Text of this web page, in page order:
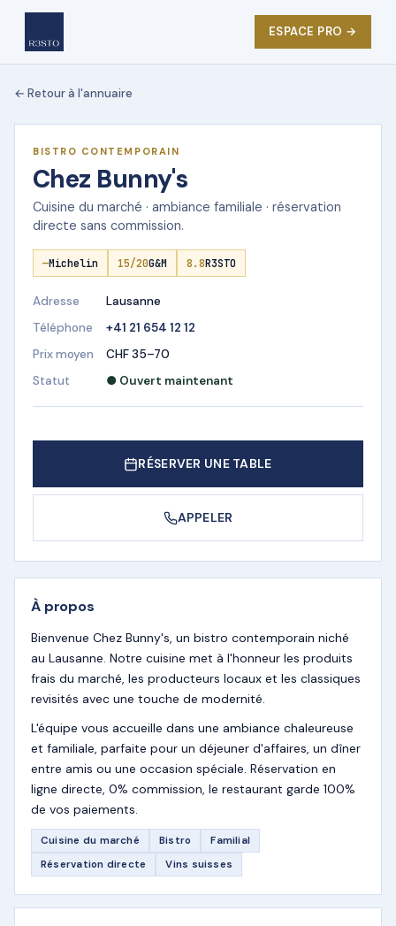
ESPACE PRO →
← Retour à l'annuaire
★ DÉMO R3STO
BISTRO CONTEMPORAIN
Chez Bunny's
Cuisine du marché · ambiance familiale · réservation
directe sans commission.
—Michelin 15/20G&M 8.8R3STO
Adresse
Lausanne
Téléphone
+41 21 654 12 12
Prix moyen
CHF 35–70
Statut
● Ouvert maintenant
RÉSERVER UNE TABLE
APPELER
À propos
Bienvenue Chez Bunny's, un bistro contemporain niché
au Lausanne. Notre cuisine met à l'honneur les produits
frais du marché, les producteurs locaux et les classiques
revisités avec une touche de modernité.
L'équipe vous accueille dans une ambiance chaleureuse
et familiale, parfaite pour un déjeuner d'affaires, un dîner
entre amis ou une occasion spéciale. Réservation en
ligne directe, 0% commission, le restaurant garde 100%
de vos paiements.
Cuisine du marché Bistro
Familial
Réservation directe
Vins suisses